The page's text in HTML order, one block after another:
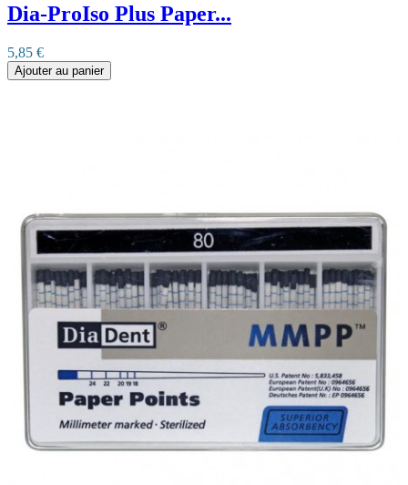
Dia-ProIso Plus Paper...
5,85 €
Ajouter au panier